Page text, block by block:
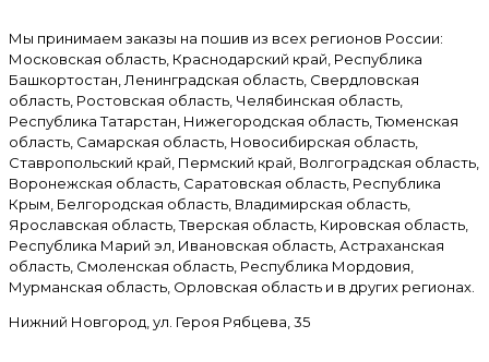
Мы принимаем заказы на пошив из всех регионов России:
Московская область, Краснодарский край, Республика
Башкортостан, Ленинградская область, Свердловская
область, Ростовская область, Челябинская область,
Республика Татарстан, Нижегородская область, Тюменская
область, Самарская область, Новосибирская область,
Ставропольский край, Пермский край, Волгоградская область,
Воронежская область, Саратовская область, Республика
Крым, Белгородская область, Владимирская область,
Ярославская область, Тверская область, Кировская область,
Республика Марий эл, Ивановская область, Астраханская
область, Смоленская область, Республика Мордовия,
Мурманская область, Орловская область и в других регионах.
Нижний Новгород, ул. Героя Рябцева, 35